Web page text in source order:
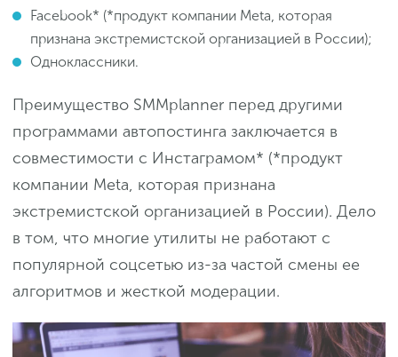
Facebook* (*продукт компании Meta, которая
признана экстремистской организацией в России);
Одноклассники.
Преимущество SMMplanner перед другими
программами автопостинга заключается в
совместимости с Инстаграмом* (*продукт
компании Meta, которая признана
экстремистской организацией в России). Дело
в том, что многие утилиты не работают с
популярной соцсетью из-за частой смены ее
алгоритмов и жесткой модерации.